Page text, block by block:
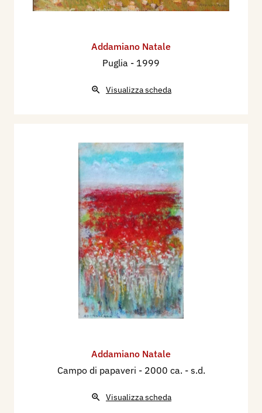
Addamiano Natale
Puglia - 1999
Visualizza scheda
Addamiano Natale
Campo di papaveri - 2000 ca. - s.d.
Visualizza scheda